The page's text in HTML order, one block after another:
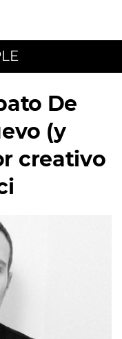
De
(y
creativo